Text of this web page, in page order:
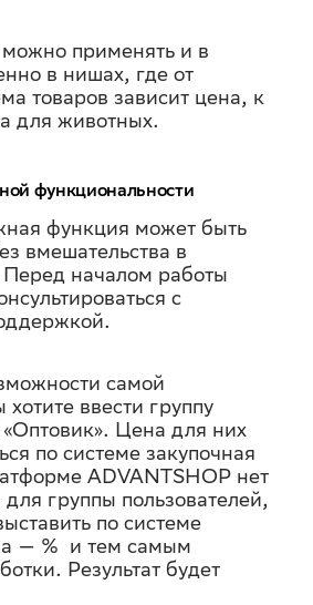
можно применять и в
в нишах, где от
товаров зависит цена, к
для животных.
функциональности
функция может быть
вмешательства в
началом работы
с
самой
ввести группу
«Оптовик». Цена для них
по системе закупочная
ADVANTSHOP нет
для группы пользователей,
по системе
— % и тем самым
Результат будет